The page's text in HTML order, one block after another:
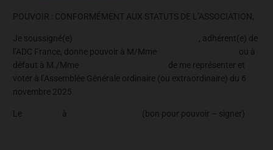
POUVOIR : CONFORMÉMENT AUX STATUTS DE L’ASSOCIATION,
Je soussigné(e) , adhérent(e) de
l’ADC France, donne pouvoir à M/Mme ou à
défaut à M./Mme de me représenter et
voter à l’Assemblée Générale ordinaire (ou extraordinaire) du 6
novembre 2025.
Le à (bon pour pouvoir – signer)